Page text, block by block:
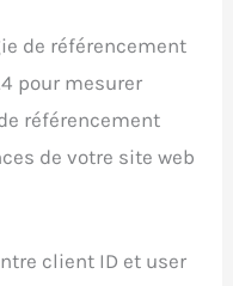
de référencement
pour mesurer
référencement
de votre site web
client ID et user